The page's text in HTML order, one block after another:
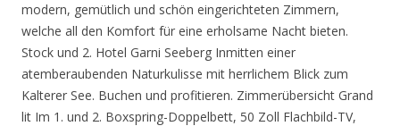
modern, gemütlich und schön eingerichteten Zimmern,
welche all den Komfort für eine erholsame Nacht bieten.
Stock und 2. Hotel Garni Seeberg Inmitten einer
atemberaubenden Naturkulisse mit herrlichem Blick zum
Kalterer See. Buchen und profitieren. Zimmerübersicht Grand
lit Im 1. und 2. Boxspring-Doppelbett, 50 Zoll Flachbild-TV,